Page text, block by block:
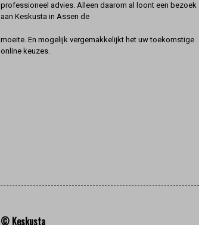
professioneel advies. Alleen daarom al loont een bezoek
aan Keskusta in Assen de
moeite. En mogelijk vergemakkelijkt het uw toekomstige
online keuzes.
© Keskusta